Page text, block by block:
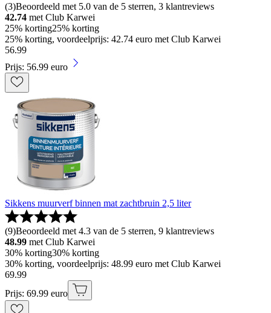
(3)Beoordeeld met 5.0 van de 5 sterren, 3 klantreviews
42.74 met Club Karwei
25% korting25% korting
25% korting, voordeelprijs: 42.74 euro met Club Karwei
56.99
Prijs: 56.99 euro
Sikkens muurverf binnen mat zachtbruin 2,5 liter
(9)Beoordeeld met 4.3 van de 5 sterren, 9 klantreviews
48.99 met Club Karwei
30% korting30% korting
30% korting, voordeelprijs: 48.99 euro met Club Karwei
69.99
Prijs: 69.99 euro